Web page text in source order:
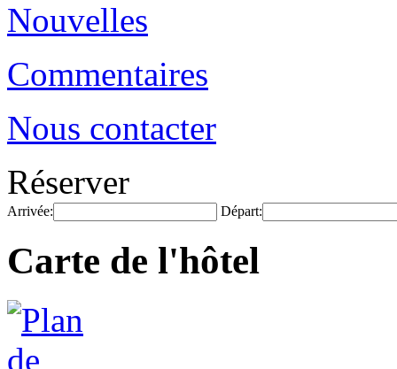
Nouvelles
Commentaires
Nous contacter
Réserver
Arrivée: Départ:
Carte de l'hôtel